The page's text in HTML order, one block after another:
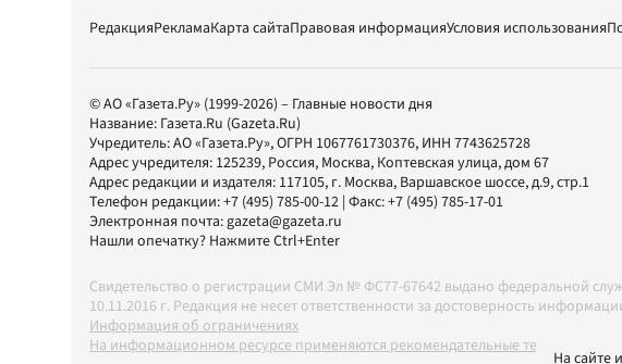
РедакцияРекламаКарта сайтаПравовая информацияУсловия использования
© АО «Газета.Ру» (1999-2026) – Главные новости дня
Название: Газета.Ru (Gazeta.Ru)
Учредитель:АО «Газета.Ру», ОГРН 1067761730376, ИНН 7743625728
Адрес учредителя: 125239, Россия, Москва, Коптевская улица, дом 67
Адрес редакции и издателя: 117105, г. Москва, Варшавское шоссе, д.9, стр.1
Телефон редакции:+7 (495) 785-00-12 | Факс:+7 (495) 785-17-01
Электронная почта:gazeta@gazeta.ru
Нашли опечатку? Нажмите Ctrl+Enter
Свидетельство о регистрации СМИ Эл № ФС77-67642 выдано федеральной
10.11.2016 г. Редакция не несет ответственности за достоверность
Информация об ограничениях
На информационном ресурсе применяются рекомендательные технологии в
На сайте